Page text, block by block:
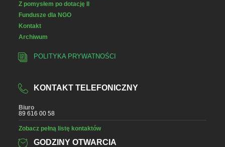
Z pomysłem po dotację II
Fundusze dla NGO
Kontakt
Archiwum
POLITYKA PRYWATNOŚCI
KONTAKT TELEFONICZNY
Biuro
89 616 00 58
Zobacz pełną listę kontaktów
GODZINY OTWARCIA